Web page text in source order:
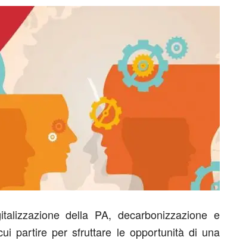
della PA, decarbonizzazione e
partire per sfruttare le opportunità di una